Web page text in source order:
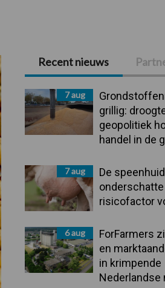
Primaire
Sidebar
Recent nieuws
7 aug
grillig:
geopolitiek
handel in de
7 aug
De
onderschatte
risicofactor
6 aug
ForFarmers
en
in krimpende
Nederlandse